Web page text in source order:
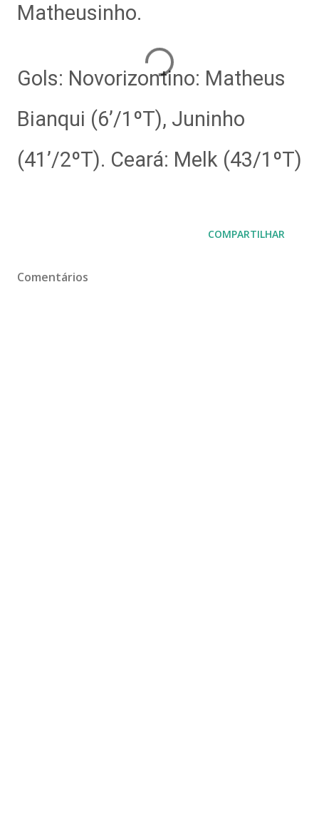
Matheusinho.
Gols: Novorizontino: Matheus
Bianqui (6’/1ºT), Juninho
(41’/2ºT). Ceará: Melk (43/1ºT)
COMPARTILHAR
Comentários